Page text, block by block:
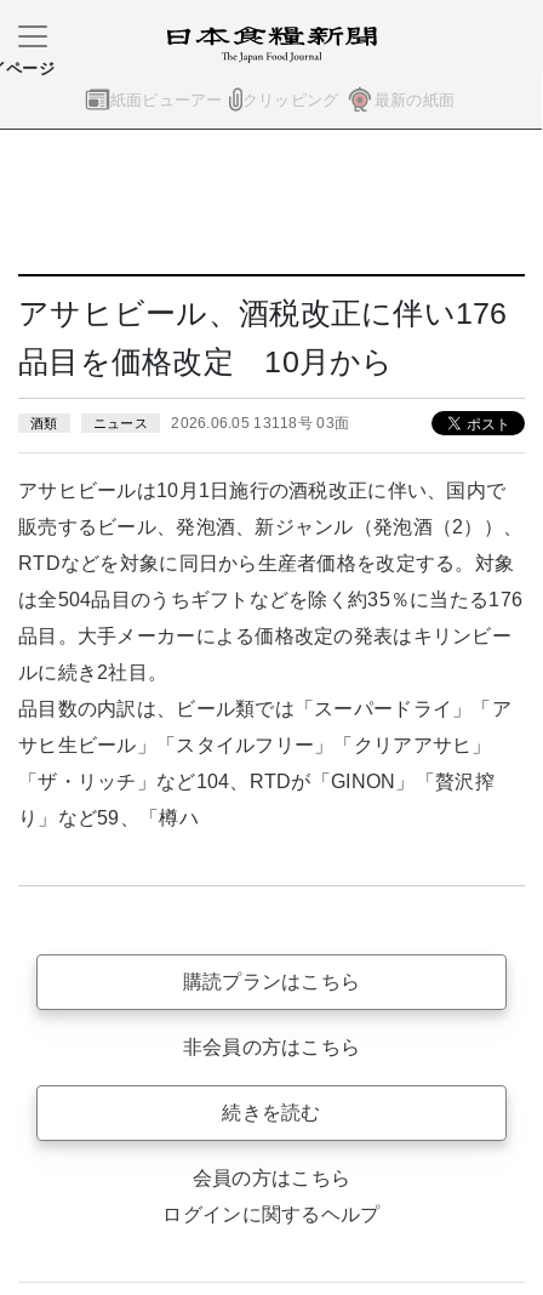
紙面ビューアー クリッピング 最新の紙面
ページ
アサヒビール、酒税改正に伴い176
品目を価格改定 10月から
酒類 ニュース 2026.06.05 13118号 03面
アサヒビールは10月1日施行の酒税改正に伴い、国内で
販売するビール、発泡酒、新ジャンル（発泡酒（2））、
RTDなどを対象に同日から生産者価格を改定する。対象
は全504品目のうちギフトなどを除く約35％に当たる176
品目。大手メーカーによる価格改定の発表はキリンビー
ルに続き2社目。
品目数の内訳は、ビール類では「スーパードライ」「ア
サヒ生ビール」「スタイルフリー」「クリアアサヒ」
「ザ・リッチ」など104、RTDが「GINON」「贅沢搾
り」など59、「樽ハ
購読プランはこちら
非会員の方はこちら
続きを読む
会員の方はこちら
ログインに関するヘルプ